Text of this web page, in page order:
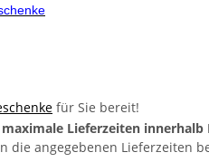
für Sie bereit!
maximale Lieferzeiten innerhalb
die angegebenen Lieferzeiten